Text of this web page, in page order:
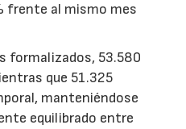
frente al mismo mes
formalizados, 53.580
que 51.325
manteniéndose
equilibrado entre